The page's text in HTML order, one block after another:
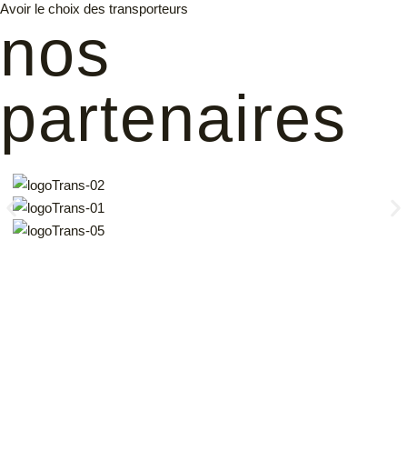
Avoir le choix des transporteurs
nos
partenaires